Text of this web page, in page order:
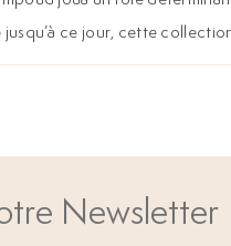
jusqu’à ce jour, cette
Newsletter